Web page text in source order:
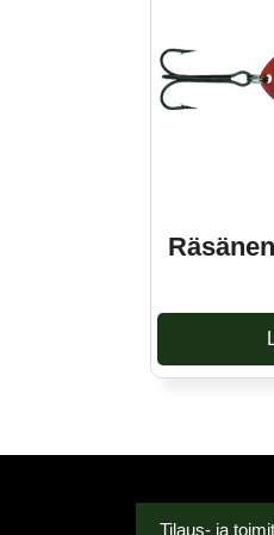
Tilaus- ja